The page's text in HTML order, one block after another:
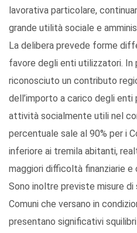
lavorativa particolare,
grande utilità sociale e
La delibera prevede forme
favore degli enti utilizzatori. In
riconosciuto un contributo
dell’importo a carico degli
attività socialmente utili nel
percentuale sale al 90% per i
inferiore ai tremila abitanti,
maggiori difficoltà finanziarie e
Sono inoltre previste misure
Comuni che versano in
presentano significativi